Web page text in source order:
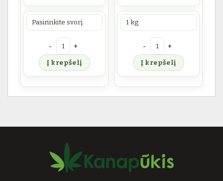
Prekės svoris
produkto kiekis: KANAPŪKIS Kanapių sėklų aliejus
Į krepšelį
Prekės svoris
produkto kiekis:
Į krepšelį
Kanapių sėklos